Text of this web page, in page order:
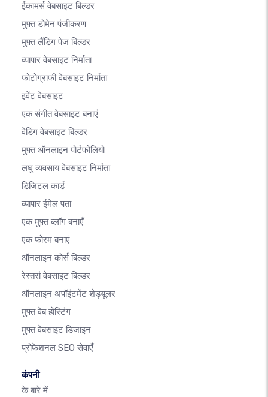
ईकामर्स वेबसाइट बिल्डर
मुफ़्त डोमेन पंजीकरण
मुफ़्त लैंडिंग पेज बिल्डर
व्यापार वेबसाइट निर्माता
फोटोग्राफी वेबसाइट निर्माता
इवेंट वेबसाइट
एक संगीत वेबसाइट बनाएं
वेडिंग वेबसाइट बिल्डर
मुफ़्त ऑनलाइन पोर्टफोलियो
लघु व्यवसाय वेबसाइट निर्माता
डिजिटल कार्ड
व्यापार ईमेल पता
एक मुफ़्त ब्लॉग बनाएँ
एक फोरम बनाएं
ऑनलाइन कोर्स बिल्डर
रेस्तरां वेबसाइट बिल्डर
ऑनलाइन अपॉइंटमेंट शेड्यूलर
मुफ्त वेब होस्टिंग
मुफ्त वेबसाइट डिजाइन
प्रोफेशनल SEO सेवाएँ
कंपनी
के बारे में